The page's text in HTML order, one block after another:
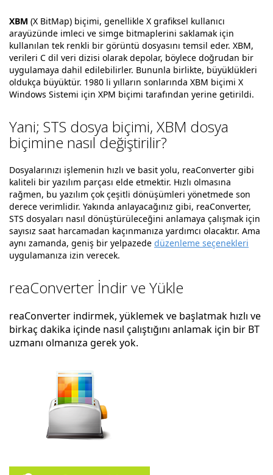
XBM (X BitMap) biçimi, genellikle X grafiksel kullanıcı
arayüzünde imleci ve simge bitmaplerini saklamak için
kullanılan tek renkli bir görüntü dosyasını temsil eder. XBM,
verileri C dil veri dizisi olarak depolar, böylece doğrudan bir
uygulamaya dahil edilebilirler. Bununla birlikte, büyüklükleri
oldukça büyüktür. 1980 li yılların sonlarında XBM biçimi X
Windows Sistemi için XPM biçimi tarafından yerine getirildi.
Yani; STS dosya biçimi, XBM dosya
biçimine nasıl değiştirilir?
Dosyalarınızı işlemenin hızlı ve basit yolu, reaConverter gibi
kaliteli bir yazılım parçası elde etmektir. Hızlı olmasına
rağmen, bu yazılım çok çeşitli dönüşümleri yönetmede son
derece verimlidir. Yakında anlayacağınız gibi, reaConverter,
STS dosyaları nasıl dönüştürüleceğini anlamaya çalışmak için
sayısız saat harcamadan kaçınmanıza yardımcı olacaktır. Ama
aynı zamanda, geniş bir yelpazede düzenleme seçenekleri
uygulamanıza izin verecek.
reaConverter İndir ve Yükle
reaConverter indirmek, yüklemek ve başlatmak hızlı ve
birkaç dakika içinde nasıl çalıştığını anlamak için bir BT
uzmanı olmanıza gerek yok.